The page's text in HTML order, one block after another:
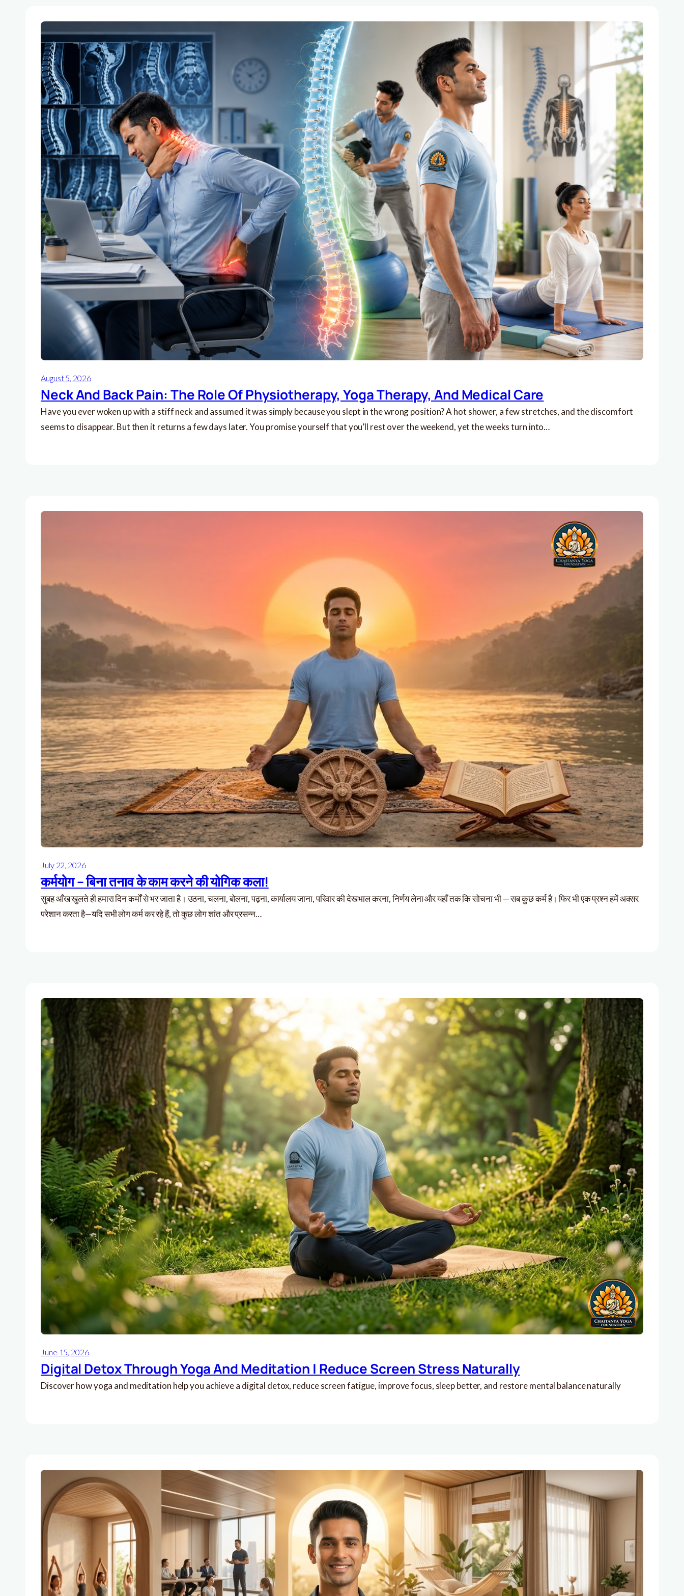
August 5, 2026
Neck And Back Pain: The Role Of Physiotherapy, Yoga Therapy, And Medical Care
Have you ever woken up with a stiff neck and assumed it was simply because you slept in the wrong position? A hot shower, a few stretches, and the discomfort
seems to disappear. But then it returns a few days later. You promise yourself that you’ll rest over the weekend, yet the weeks turn into…
July 22, 2026
कर्मयोग – बिना तनाव के काम करने की योगिक कला!
सुबह आँख खुलते ही हमारा दिन कर्मों से भर जाता है। उठना, चलना, बोलना, पढ़ना, कार्यालय जाना, परिवार की देखभाल करना, निर्णय लेना और यहाँ तक कि सोचना भी — सब कुछ कर्म है। फिर भी एक प्रश्न हमें अक्सर
परेशान करता है—यदि सभी लोग कर्म कर रहे हैं, तो कुछ लोग शांत और प्रसन्न…
June 15, 2026
Digital Detox Through Yoga And Meditation | Reduce Screen Stress Naturally
Discover how yoga and meditation help you achieve a digital detox, reduce screen fatigue, improve focus, sleep better, and restore mental balance naturally